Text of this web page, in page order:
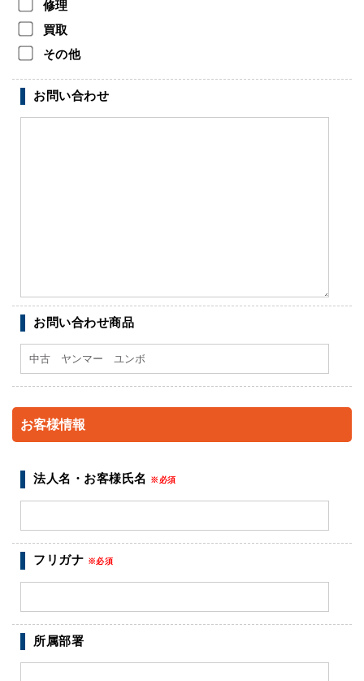
修理
買取
その他
お問い合わせ
お問い合わせ商品
お客様情報
法人名・お客様氏名 ※必須
フリガナ ※必須
所属部署